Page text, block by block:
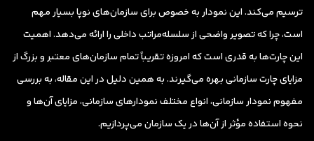
ترسیم می‌کند. این نمودار به خصوص برای سازمان‌های نوپا بسیار مهم
است، چرا که تصویر واضحی از سلسله‌مراتب داخلی را ارائه می‌دهد. اهمیت
این چارت‌ها به قدری است که امروزه تقریباً تمام سازمان‌های معتبر و بزرگ از
مزایای چارت سازمانی بهره می‌گیرند. به همین دلیل در این مقاله، به بررسی
مفهوم نمودار سازمانی، انواع مختلف نمودارهای سازمانی، مزایای آن‌ها و
نحوه استفاده مؤثر از آن‌ها در یک سازمان می‌پردازیم.